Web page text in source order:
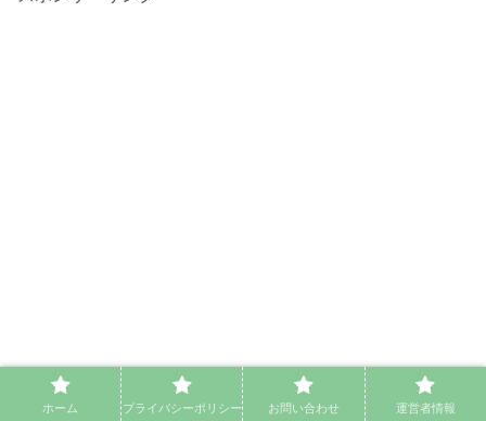
ホーム プライバシーポリシー お問い合わせ 運営者情報